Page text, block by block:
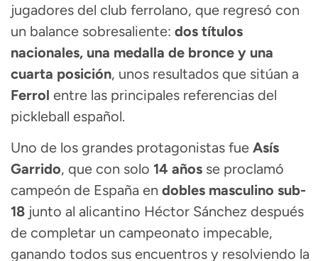
jugadores del club ferrolano, que regresó con
un balance sobresaliente: dos títulos
nacionales, una medalla de bronce y una
cuarta posición, unos resultados que sitúan a
Ferrol entre las principales referencias del
pickleball español.
Uno de los grandes protagonistas fue Asís
Garrido, que con solo 14 años se proclamó
campeón de España en dobles masculino sub-
18 junto al alicantino Héctor Sánchez después
de completar un campeonato impecable,
ganando todos sus encuentros y resolviendo la